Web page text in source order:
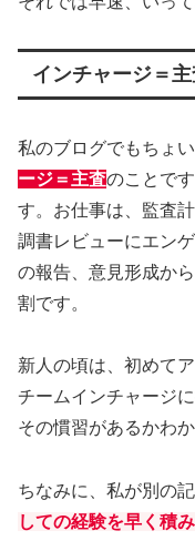
インチャージ＝
私のブログでもちょ
ージ＝主査のことで
す。お仕事は、監査
調書レビューにエン
の報告、意見形成か
割です。
新人の頃は、初めて
チームインチャージ
その慣習があるかわか
ちなみに、私が別の
しての経験を早く積